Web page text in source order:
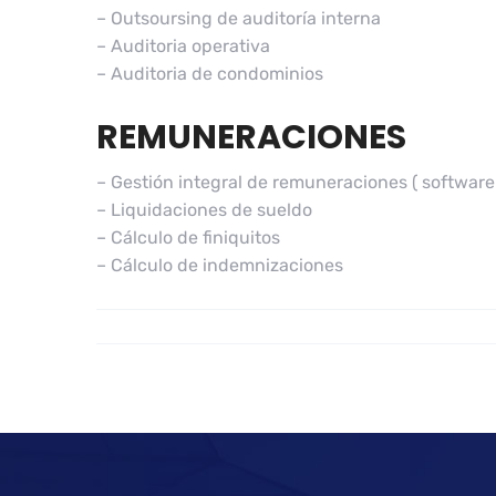
– Outsoursing de auditoría interna
– Auditoria operativa
– Auditoria de condominios
REMUNERACIONES
– Gestión integral de remuneraciones (
– Liquidaciones de sueldo
– Cálculo de finiquitos
– Cálculo de indemnizaciones